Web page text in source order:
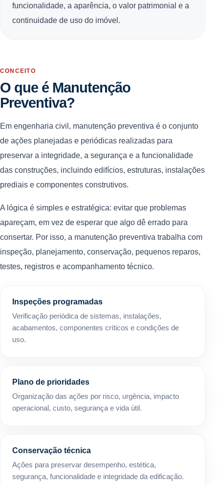
funcionalidade, a aparência, o valor patrimonial e a
continuidade de uso do imóvel.
CONCEITO
O que é Manutenção
Preventiva?
Em engenharia civil, manutenção preventiva é o conjunto
de ações planejadas e periódicas realizadas para
preservar a integridade, a segurança e a funcionalidade
das construções, incluindo edifícios, estruturas, instalações
prediais e componentes construtivos.
A lógica é simples e estratégica: evitar que problemas
apareçam, em vez de esperar que algo dê errado para
consertar. Por isso, a manutenção preventiva trabalha com
inspeção, planejamento, conservação, pequenos reparos,
testes, registros e acompanhamento técnico.
Inspeções programadas
Verificação periódica de sistemas, instalações,
acabamentos, componentes críticos e condições de
uso.
Plano de prioridades
Organização das ações por risco, urgência, impacto
operacional, custo, segurança e vida útil.
Conservação técnica
Ações para preservar desempenho, estética,
segurança, funcionalidade e integridade da edificação.